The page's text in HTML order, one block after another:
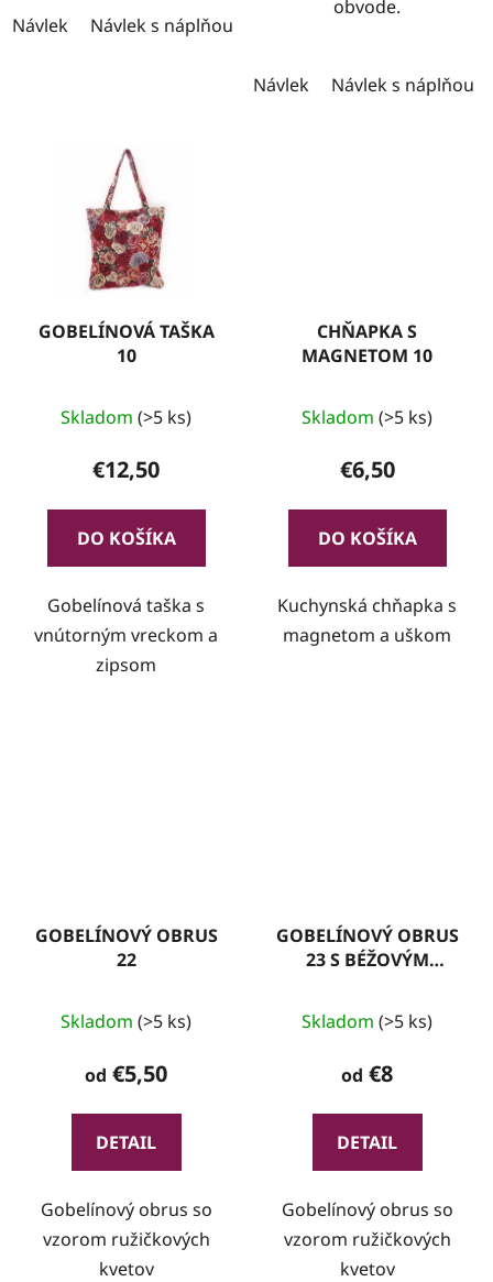
Návlek Návlek s náplňou
obvode.
Návlek Návlek s náplňou
GOBELÍNOVÁ TAŠKA
10
Skladom (>5 ks)
€12,50
DO KOŠÍKA
Gobelínová taška s
vnútorným vreckom a
zipsom
CHŇAPKA S
MAGNETOM 10
Skladom (>5 ks)
€6,50
DO KOŠÍKA
Kuchynská chňapka s
magnetom a uškom
GOBELÍNOVÝ OBRUS
22
Skladom (>5 ks)
od €5,50
DETAIL
Gobelínový obrus so
vzorom ružičkových
kvetov
GOBELÍNOVÝ OBRUS
23 S BÉŽOVÝM
Skladom (>5 ks)
od €8
DETAIL
Gobelínový obrus so
vzorom ružičkových
kvetov